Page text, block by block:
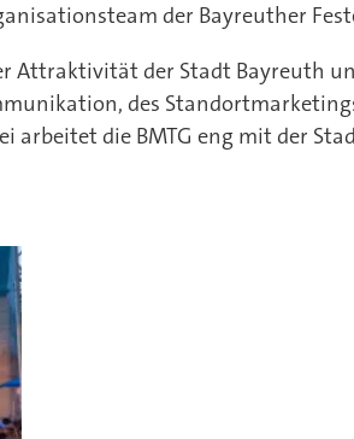
der Bayreuther
Attraktivität der Stadt Bayreuth
des
die BMTG eng mit der